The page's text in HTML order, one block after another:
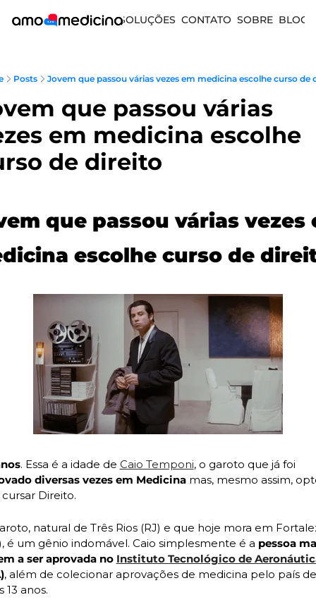
SOLUÇÕES CONTATO SOBRE BLOG
Posts Jovem que passou várias vezes em medicina escolhe curso de
que passou várias
em medicina escolhe
de direito
que passou várias vezes
escolhe curso de
. Essa é a idade de Caio Temponi
diversas vezes em Medicina mas, mesmo assim,
Direito.
natural de Três Rios (RJ) e que hoje mora em
é um gênio indomável. Caio simplesmente é a pessoa
a ser aprovada no Instituto Tecnológico de
, além de colecionar aprovações de medicina pelo país
13 anos.